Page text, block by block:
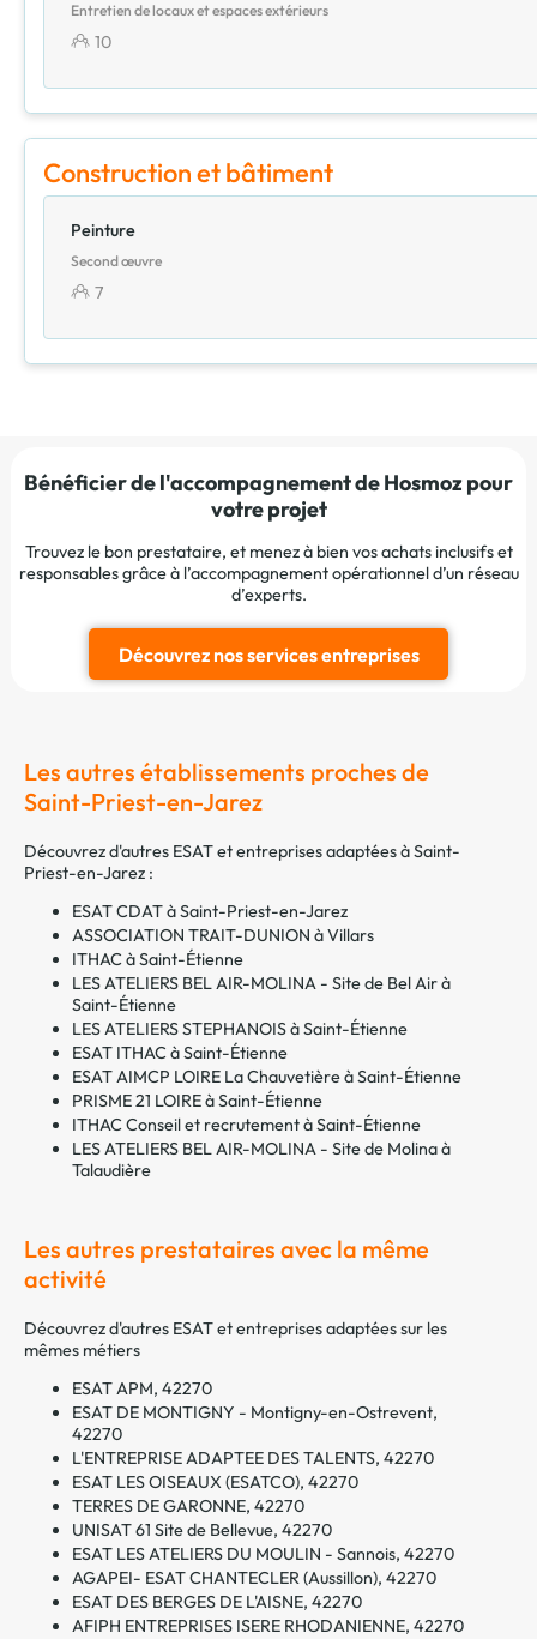
Entretien de locaux et espaces extérieurs
10
Construction et bâtiment
Peinture
Second œuvre
7
Bénéficier de l'accompagnement de Hosmoz pour
votre projet
Trouvez le bon prestataire, et menez à bien vos achats inclusifs et
responsables grâce à l’accompagnement opérationnel d’un réseau
d’experts.
Découvrez nos services entreprises
Les autres établissements proches de
Saint-Priest-en-Jarez
Découvrez d'autres ESAT et entreprises adaptées à Saint-
Priest-en-Jarez :
ESAT CDAT à Saint-Priest-en-Jarez
ASSOCIATION TRAIT-DUNION à Villars
ITHAC à Saint-Étienne
LES ATELIERS BEL AIR-MOLINA - Site de Bel Air à
Saint-Étienne
LES ATELIERS STEPHANOIS à Saint-Étienne
ESAT ITHAC à Saint-Étienne
ESAT AIMCP LOIRE La Chauvetière à Saint-Étienne
PRISME 21 LOIRE à Saint-Étienne
ITHAC Conseil et recrutement à Saint-Étienne
LES ATELIERS BEL AIR-MOLINA - Site de Molina à
Talaudière
Les autres prestataires avec la même
activité
Découvrez d'autres ESAT et entreprises adaptées sur les
mêmes métiers
ESAT APM, 42270
ESAT DE MONTIGNY - Montigny-en-Ostrevent,
42270
L'ENTREPRISE ADAPTEE DES TALENTS, 42270
ESAT LES OISEAUX (ESATCO), 42270
TERRES DE GARONNE, 42270
UNISAT 61 Site de Bellevue, 42270
ESAT LES ATELIERS DU MOULIN - Sannois, 42270
AGAPEI- ESAT CHANTECLER (Aussillon), 42270
ESAT DES BERGES DE L'AISNE, 42270
AFIPH ENTREPRISES ISERE RHODANIENNE, 42270